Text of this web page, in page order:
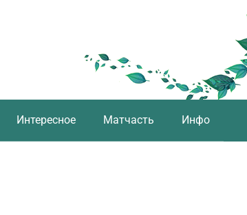
Интересное Матчасть Инфо